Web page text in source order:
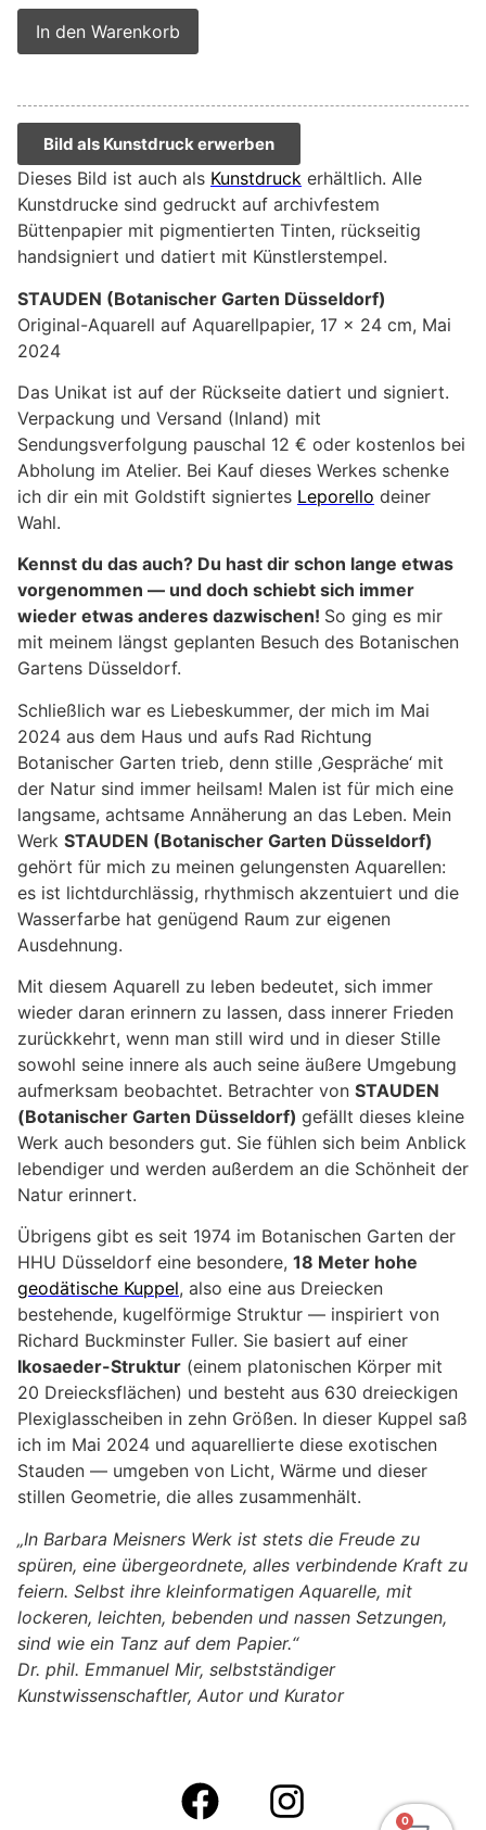
In den Warenkorb
Bild als Kunstdruck erwerben
Dieses Bild ist auch als Kunstdruck erhältlich. Alle
Kunstdrucke sind gedruckt auf archivfestem
Büttenpapier mit pigmentierten Tinten, rückseitig
handsigniert und datiert mit Künstlerstempel.
STAUDEN (Botanischer Garten Düsseldorf)
Original-Aquarell auf Aquarellpapier, 17 x 24 cm, Mai
2024
Das Unikat ist auf der Rückseite datiert und signiert.
Verpackung und Versand (Inland) mit
Sendungsverfolgung pauschal 12 € oder kostenlos bei
Abholung im Atelier. Bei Kauf dieses Werkes schenke
ich dir ein mit Goldstift signiertes Leporello deiner
Wahl.
Kennst du das auch? Du hast dir schon lange etwas
vorgenommen — und doch schiebt sich immer
wieder etwas anderes dazwischen! So ging es mir
mit meinem längst geplanten Besuch des Botanischen
Gartens Düsseldorf.
Schließlich war es Liebeskummer, der mich im Mai
2024 aus dem Haus und aufs Rad Richtung
Botanischer Garten trieb, denn stille ‚Gespräche‘ mit
der Natur sind immer heilsam! Malen ist für mich eine
langsame, achtsame Annäherung an das Leben. Mein
Werk STAUDEN (Botanischer Garten Düsseldorf)
gehört für mich zu meinen gelungensten Aquarellen:
es ist lichtdurchlässig, rhythmisch akzentuiert und die
Wasserfarbe hat genügend Raum zur eigenen
Ausdehnung.
Mit diesem Aquarell zu leben bedeutet, sich immer
wieder daran erinnern zu lassen, dass innerer Frieden
zurückkehrt, wenn man still wird und in dieser Stille
sowohl seine innere als auch seine äußere Umgebung
aufmerksam beobachtet. Betrachter von STAUDEN
(Botanischer Garten Düsseldorf) gefällt dieses kleine
Werk auch besonders gut. Sie fühlen sich beim Anblick
lebendiger und werden außerdem an die Schönheit der
Natur erinnert.
Übrigens gibt es seit 1974 im Botanischen Garten der
HHU Düsseldorf eine besondere, 18 Meter hohe
geodätische Kuppel, also eine aus Dreiecken
bestehende, kugelförmige Struktur — inspiriert von
Richard Buckminster Fuller. Sie basiert auf einer
Ikosaeder-Struktur (einem platonischen Körper mit
20 Dreiecksflächen) und besteht aus 630 dreieckigen
Plexiglasscheiben in zehn Größen. In dieser Kuppel saß
ich im Mai 2024 und aquarellierte diese exotischen
Stauden — umgeben von Licht, Wärme und dieser
stillen Geometrie, die alles zusammenhält.
„In Barbara Meisners Werk ist stets die Freude zu
spüren, eine übergeordnete, alles verbindende Kraft zu
feiern. Selbst ihre kleinformatigen Aquarelle, mit
lockeren, leichten, bebenden und nassen Setzungen,
sind wie ein Tanz auf dem Papier.“
Dr. phil. Emmanuel Mir, selbstständiger
Kunstwissenschaftler, Autor und Kurator
0